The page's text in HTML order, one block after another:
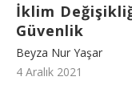
İklim
Güvenlik
Beyza Nur Yaşar
4 Aralık 2021